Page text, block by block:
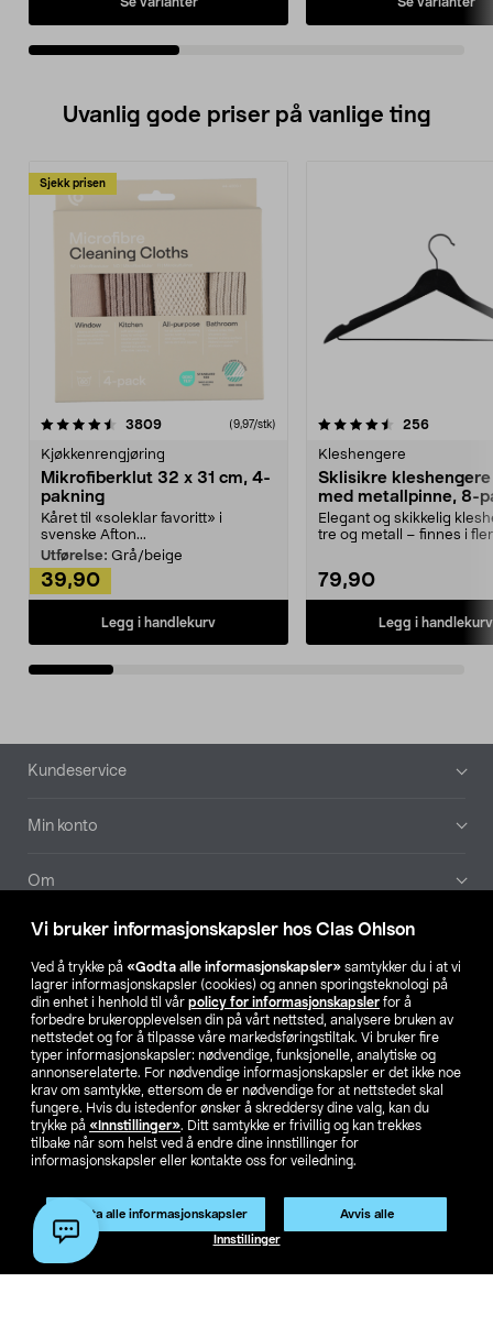
Vi bruker informasjonskapsler hos Clas Ohlson
Ved å trykke på «Godta alle informasjonskapsler» samtykker du i at vi
lagrer informasjonskapsler (cookies) og annen sporingsteknologi på
din enhet i henhold til vår policy for informasjonskapsler for å
forbedre brukeropplevelsen din på vårt nettsted, analysere bruken av
nettstedet og for å tilpasse våre markedsføringstiltak. Vi bruker fire
typer informasjonskapsler: nødvendige, funksjonelle, analytiske og
annonserelaterte. For nødvendige informasjonskapsler er det ikke noe
krav om samtykke, ettersom de er nødvendige for at nettstedet skal
fungere. Hvis du istedenfor ønsker å skreddersy dine valg, kan du
trykke på «Innstillinger». Ditt samtykke er frivillig og kan trekkes
tilbake når som helst ved å endre dine innstillinger for
informasjonskapsler eller kontakte oss for veiledning.
Godta alle informasjonskapsler Avvis alle
Innstillinger
holdbarhet.
Uvanlig gode priser på vanlige ting
Sjekk prisen
3809anmeldelser(9,97/stk)
Kjøkkenrengjøring
Mikrofiberklut 32 x 31 cm, 4-
pakning
Kåret til «soleklar favoritt» i
svenske Afton...
Utførelse: Grå/beige
39,90
Legg i handlekurv
4.5av 5 stjerner 256
Kleshengere
Sklisikre
med metallpinne, 8-
Elegant og skikkelig
tre og metall – finnes i
79,90
Legg i handlekurv
4.5av 5 stjerner
Bunntekst
Kundeservice
Min konto
Om
Aktuelt
Våre selskaper
Finn din butikk
SE NO FI
Privacy statement Medlemsvilkår